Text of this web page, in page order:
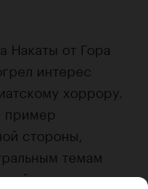
Накаты от Гора
интерес
хоррору.
пример
стороны,
темам
— наполнял